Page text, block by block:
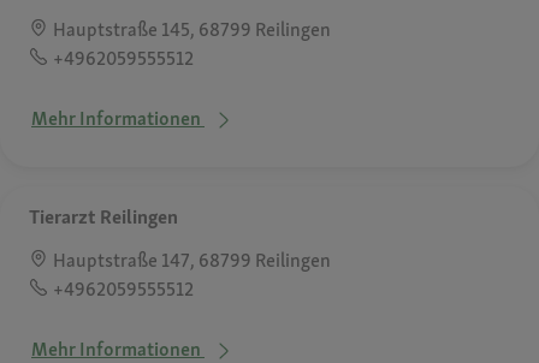
Hauptstraße 145, 68799 Reilingen
+4962059555512
Mehr Informationen
Tierarzt Reilingen
Hauptstraße 147, 68799 Reilingen
+4962059555512
Mehr Informationen